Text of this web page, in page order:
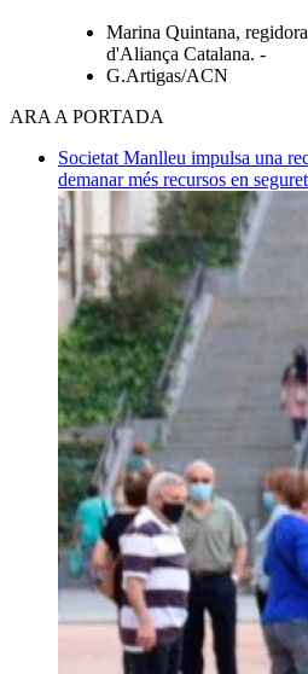
Marina Quintana,
d'Aliança Catalana. -
G.Artigas/ACN
ARA A PORTADA
Societat Manlleu impulsa una
demanar més recursos en